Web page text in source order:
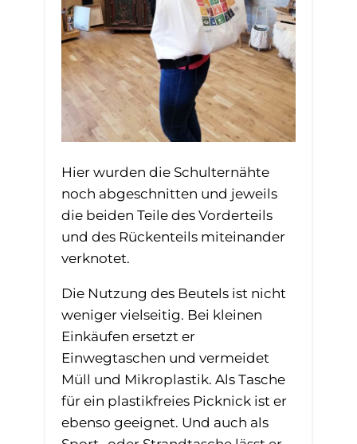
Hier wurden die Schulternähte
noch abgeschnitten und jeweils
die beiden Teile des Vorderteils
und des Rückenteils miteinander
verknotet.
Die Nutzung des Beutels ist nicht
weniger vielseitig. Bei kleinen
Einkäufen ersetzt er
Einwegtaschen und vermeidet
Müll und Mikroplastik. Als Tasche
für ein plastikfreies Picknick ist er
ebenso geeignet. Und auch als